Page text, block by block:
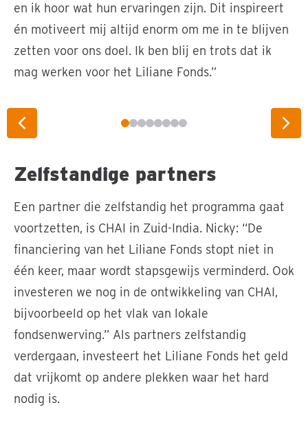
en ik hoor wat hun ervaringen zijn. Dit inspireert
én motiveert mij altijd enorm om me in te blijven
zetten voor ons doel. Ik ben blij en trots dat ik
mag werken voor het Liliane Fonds.”
Ontmoeting in Oeganda met Margaret die een
Vorige slide
Zelfstandige partners
Een partner die zelfstandig het programma gaat
voortzetten, is CHAI in Zuid-India. Nicky: “De
financiering van het Liliane Fonds stopt niet in
één keer, maar wordt stapsgewijs verminderd. Ook
investeren we nog in de ontwikkeling van CHAI,
bijvoorbeeld op het vlak van lokale
fondsenwerving.” Als partners zelfstandig
verdergaan, investeert het Liliane Fonds het geld
dat vrijkomt op andere plekken waar het hard
nodig is.